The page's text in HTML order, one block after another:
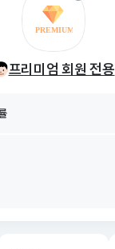
프리미엄 회원 전용